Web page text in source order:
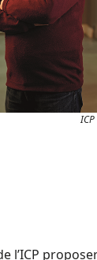
l’ICP